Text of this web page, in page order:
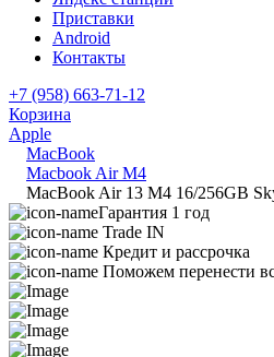
Приставки
Android
Контакты
+7 (958) 663-71-12
Корзина
Apple
MacBook
Macbook Air M4
MacBook Air 13 M4 16/256GB
Гарантия 1 год
Trade IN
Кредит и рассрочка
Поможем перенести